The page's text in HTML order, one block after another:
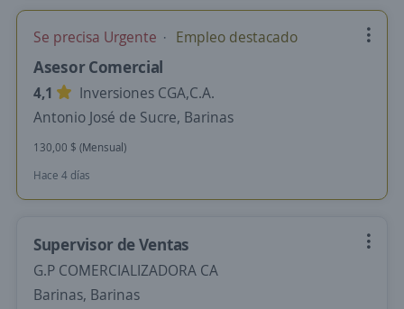
Se precisa Urgente Empleo destacado
Asesor Comercial
4,1
Inversiones CGA,C.A.
Antonio José de Sucre, Barinas
130,00 $ (Mensual)
Hace 4 días
Supervisor de Ventas
G.P COMERCIALIZADORA CA
Barinas, Barinas